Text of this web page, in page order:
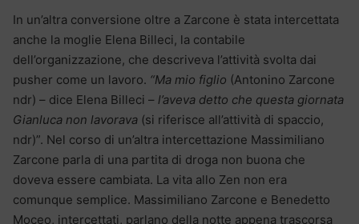
In un’altra conversione oltre a Zarcone è stata intercettata
anche la moglie Elena Billeci, la contabile
dell’organizzazione, che descriveva l’attività svolta dai
pusher come un lavoro. “Ma mio figlio (Antonino Zarcone
ndr) – dice Elena Billeci – l’aveva detto che questa giornata
Gianluca non lavorava (si riferisce all’attività di spaccio,
ndr)”. Nel corso di un’altra intercettazione Massimiliano
Zarcone parla di una partita di droga non buona che
doveva essere cambiata. La vita allo Zen non era
comunque semplice. Massimiliano Zarcone e Benedetto
Moceo, intercettati, parlano della notte appena trascorsa